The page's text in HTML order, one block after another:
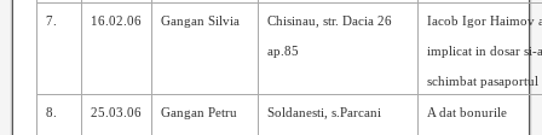
7. 16.02.06 Gangan Silvia Chisinau, str. Dacia 26
ap.85
Iacob Igor Haimov
implicat in dosar si-
schimbat pasaportul
8. 25.03.06 Gangan Petru Soldanesti, s.Parcani A dat bonurile